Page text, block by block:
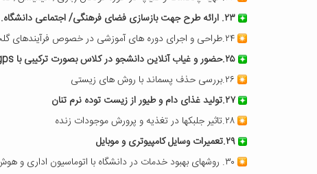
۲۳. ارائه طرح جهت بازسازی فضای فرهنگی/ اجتماعی دانشگاه.
۲۵.حضور و غیاب آنلاین دانشجو در کلاس بصورت ترکیبی با gps یا sim کارت موبایل همه و عکس برخی از انها
۲۷.تولید غذای دام و طیور از زیست توده نرم تنان
۲۹.تعمیرات وسایل کامپیوتری و موبایل